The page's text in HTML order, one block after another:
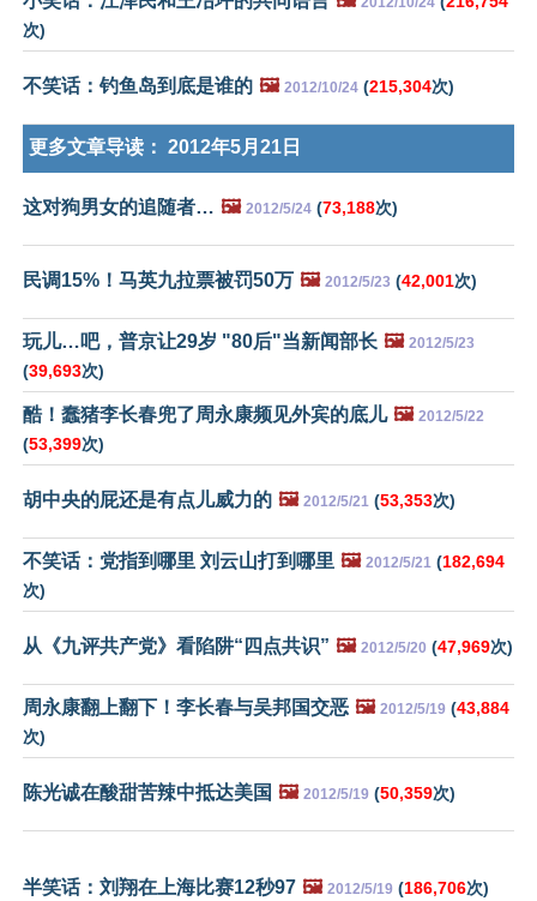
次)
不笑话：钓鱼岛到底是谁的 🖼️ 2012/10/24 (215,304次)
更多文章导读： 2012年5月21日
这对狗男女的追随者… 🖼️ 2012/5/24 (73,188次)
民调15%！马英九拉票被罚50万 🖼️ 2012/5/23 (42,001次)
玩儿…吧，普京让29岁 "80后"当新闻部长 🖼️ 2012/5/23
(39,693次)
酷！蠢猪李长春兜了周永康频见外宾的底儿 🖼️ 2012/5/22
(53,399次)
胡中央的屁还是有点儿威力的 🖼️ 2012/5/21 (53,353次)
不笑话：党指到哪里 刘云山打到哪里 🖼️ 2012/5/21 (182,694
次)
从《九评共产党》看陷阱“四点共识” 🖼️ 2012/5/20 (47,969次)
周永康翻上翻下！李长春与吴邦国交恶 🖼️ 2012/5/19 (43,884
次)
陈光诚在酸甜苦辣中抵达美国 🖼️ 2012/5/19 (50,359次)
半笑话：刘翔在上海比赛12秒97 🖼️ 2012/5/19 (186,706次)